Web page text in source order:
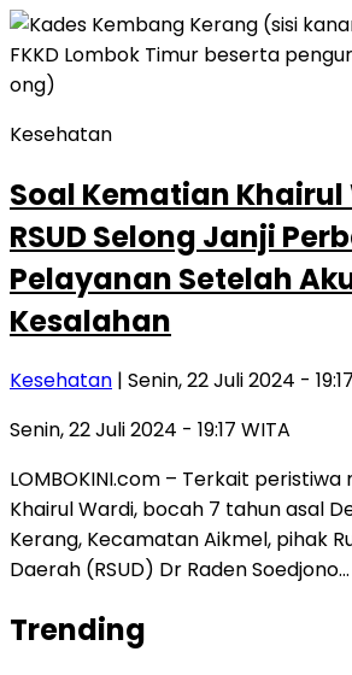
Kesehatan
Soal Kematian Khairul
RSUD Selong Janji
Pelayanan Setelah
Kesalahan
Kesehatan | Senin, 22 Juli 2024 -
Senin, 22 Juli 2024 - 19:17 WITA
LOMBOKINI.com – Terkait
Khairul Wardi, bocah 7 tahun asal
Kerang, Kecamatan Aikmel, pihak
Daerah (RSUD) Dr Raden Soedjono…
Trending